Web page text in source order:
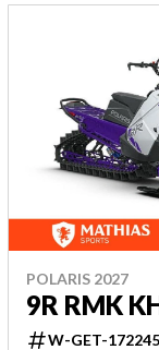
POLARIS 2027
9R RMK
W-GET-172245